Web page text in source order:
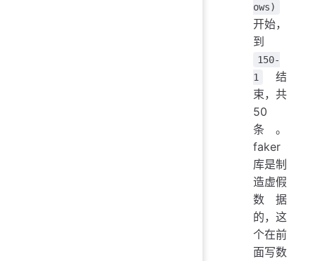
ows)
开始，
到
150-
1
结
束，共
50
条。
faker
库是制
造虚假
数据
的，这
个在前
面写数